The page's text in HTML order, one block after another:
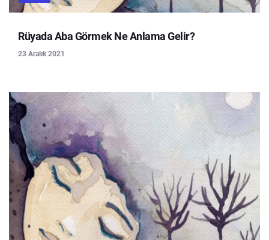
Rüyada Aba Görmek Ne Anlama Gelir?
23 Aralık 2021